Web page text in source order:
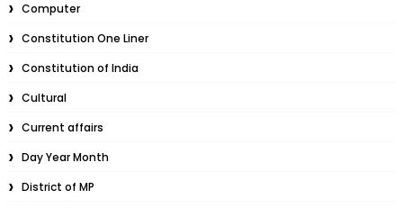
Computer
Constitution One Liner
Constitution of India
Cultural
Current affairs
Day Year Month
District of MP